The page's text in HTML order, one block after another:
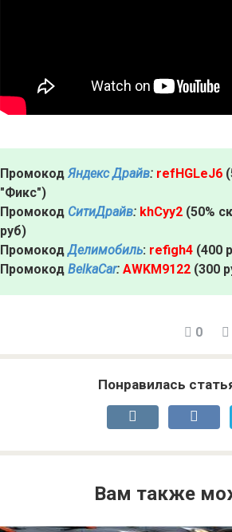
ПромокодЯндекс Драйв: refHGLeJ6
"Фикс")
Промокод СитиДрайв: khCyy2 (50%
руб)
ПромокодДелимобиль: refigh4 (400
Промокод BelkaCar: AWKM9122 (300
0
Понравилась
Вам также